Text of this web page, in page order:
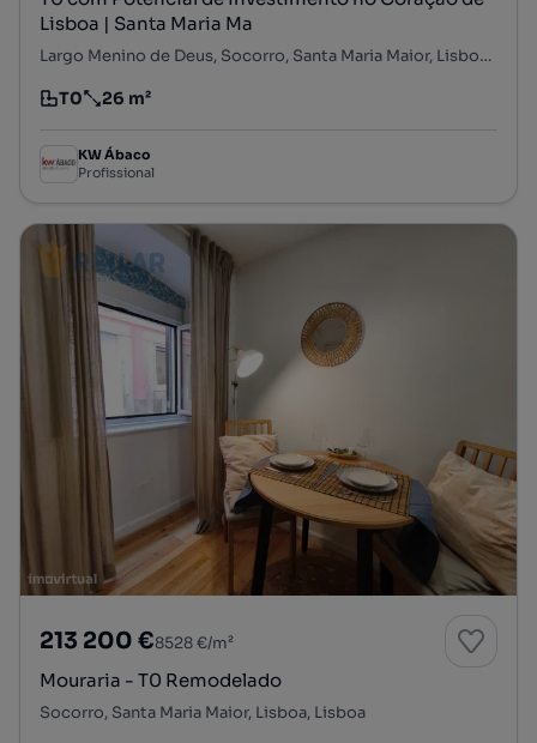
Lisboa | Santa Maria Ma
Largo Menino de Deus, Socorro, Santa Maria Maior, Lisboa, Lisboa
Tipologia
T0
Preço por metro quadrado
26 m²
KW Ábaco
Profissional
213 200 €8528 €/m²
Mouraria - T0 Remodelado
Socorro, Santa Maria Maior, Lisboa, Lisboa